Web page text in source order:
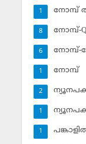
നോമ്പ്
1
നോമ്പ്-
8
നോമ്പ്-
6
നോമ്പ്‌
1
2
1
1